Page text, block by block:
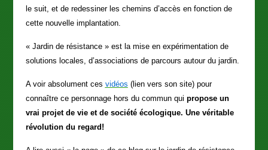
le suit, et de redessiner les chemins d’accès en fonction de
cette nouvelle implantation.
« Jardin de résistance » est la mise en expérimentation de
solutions locales, d’associations de parcours autour du jardin.
A voir absolument ces vidéos (lien vers son site) pour
connaître ce personnage hors du commun qui propose un
vrai projet de vie et de société écologique. Une véritable
révolution du regard!